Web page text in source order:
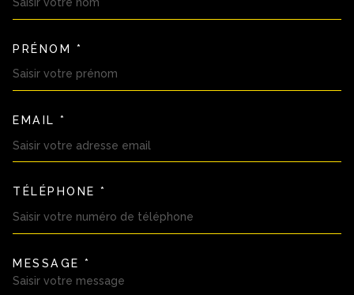
PRÉNOM *
EMAIL *
TÉLÉPHONE *
MESSAGE *